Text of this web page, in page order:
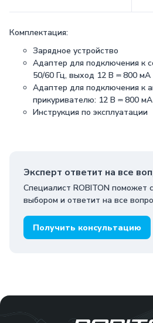
Комплектация:
Зарядное устройство
Адаптер для подключения к
50/60 Гц, выход 12 В ⎓ 800 мА
Адаптер для подключения к
прикуривателю: 12 В ⎓ 800 мА
Инструкция по эксплуатации
Эксперт ответит на все
Специалист ROBITON поможет с
выбором и ответит на все
Получить консультацию